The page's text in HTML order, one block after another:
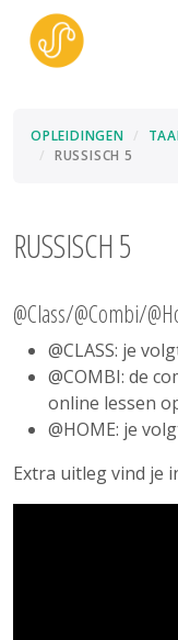
OPLEIDINGEN
RUSSISCH 5
RUSSISCH 5
@Class/@Combi/
@CLASS: je
@COMBI: de
online lessen
@HOME: je
Extra uitleg vind je